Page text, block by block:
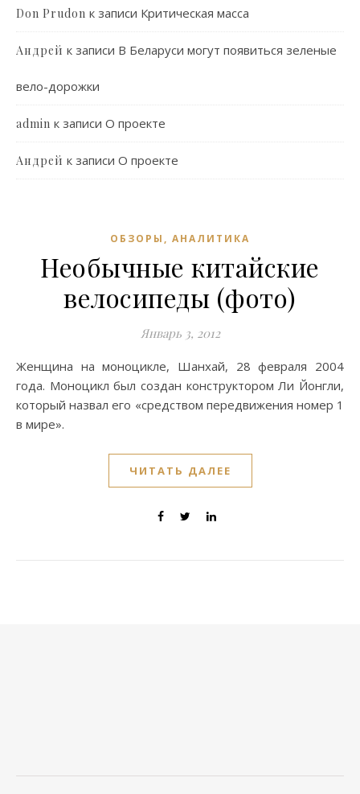
Don Prudon к записи Критическая масса
Андрей к записи В Беларуси могут появиться зеленые
вело-дорожки
admin к записи О проекте
Андрей к записи О проекте
ОБЗОРЫ, АНАЛИТИКА
Необычные китайские
велосипеды (фото)
Январь 3, 2012
Женщина на моноцикле, Шанхай, 28 февраля 2004
года. Моноцикл был создан конструктором Ли Йонгли,
который назвал его «средством передвижения номер 1
в мире».
ЧИТАТЬ ДАЛЕЕ